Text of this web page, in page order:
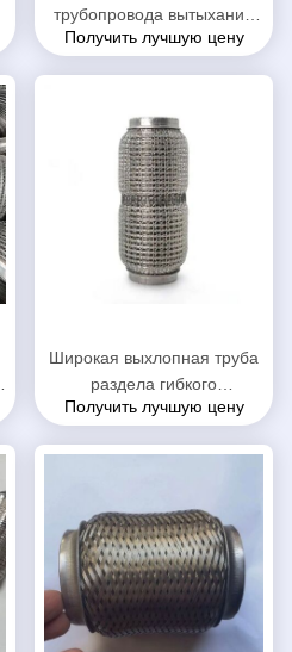
трубопровода вытыхания
анти- шума нержавеющая,
труба
Получить лучшую цену
Широкая выхлопная труба
раздела гибкого
трубопровода пользы,
Получить лучшую цену